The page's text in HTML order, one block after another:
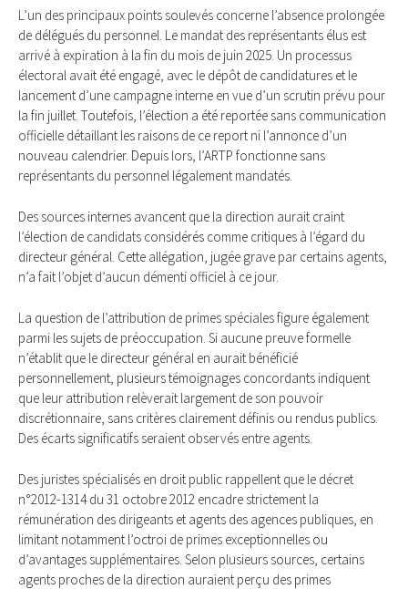
L’un des principaux points soulevés concerne l’absence prolongée
de délégués du personnel. Le mandat des représentants élus est
arrivé à expiration à la fin du mois de juin 2025. Un processus
électoral avait été engagé, avec le dépôt de candidatures et le
lancement d’une campagne interne en vue d’un scrutin prévu pour
la fin juillet. Toutefois, l’élection a été reportée sans communication
officielle détaillant les raisons de ce report ni l’annonce d’un
nouveau calendrier. Depuis lors, l’ARTP fonctionne sans
représentants du personnel légalement mandatés.
Des sources internes avancent que la direction aurait craint
l’élection de candidats considérés comme critiques à l’égard du
directeur général. Cette allégation, jugée grave par certains agents,
n’a fait l’objet d’aucun démenti officiel à ce jour.
La question de l’attribution de primes spéciales figure également
parmi les sujets de préoccupation. Si aucune preuve formelle
n’établit que le directeur général en aurait bénéficié
personnellement, plusieurs témoignages concordants indiquent
que leur attribution relèverait largement de son pouvoir
discrétionnaire, sans critères clairement définis ou rendus publics.
Des écarts significatifs seraient observés entre agents.
Des juristes spécialisés en droit public rappellent que le décret
n°2012-1314 du 31 octobre 2012 encadre strictement la
rémunération des dirigeants et agents des agences publiques, en
limitant notamment l’octroi de primes exceptionnelles ou
d’avantages supplémentaires. Selon plusieurs sources, certains
agents proches de la direction auraient perçu des primes